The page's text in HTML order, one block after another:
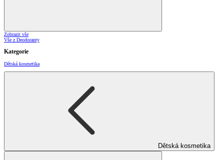
Zobrazit vše
Vše z Deodoranty
Kategorie
Dětská kosmetika
Dětská kosmetika